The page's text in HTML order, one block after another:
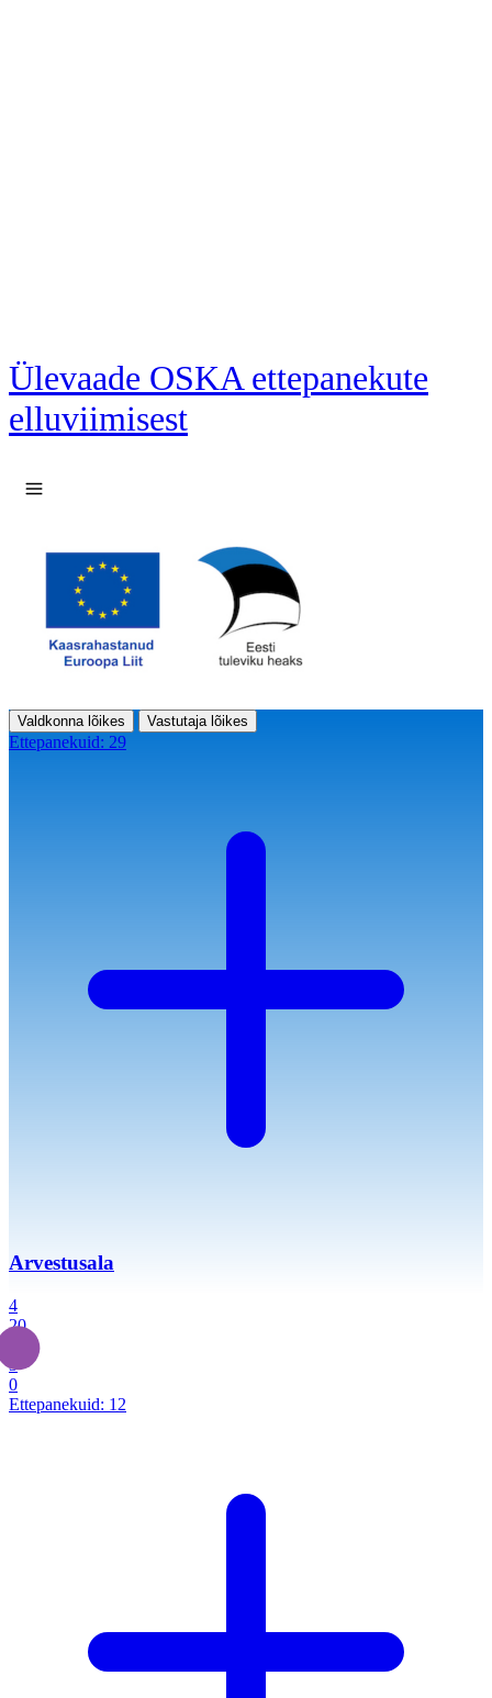
Ülevaade OSKA ettepanekute
elluviimisest
Ava menüü
Valdkonna lõikes Vastutaja lõikes
Ettepanekuid: 29
Arvestusala
4
20
3
0
Ettepanekuid: 12